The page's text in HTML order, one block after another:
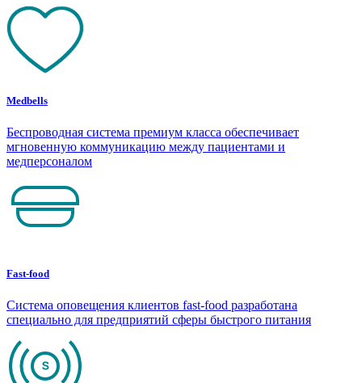
Medbells
Беспроводная система премиум класса обеспечивает
мгновенную коммуникацию между пациентами и
медперсоналом
Fast-food
Система оповещения клиентов fast-food разработана
специально для предприятий сферы быстрого питания